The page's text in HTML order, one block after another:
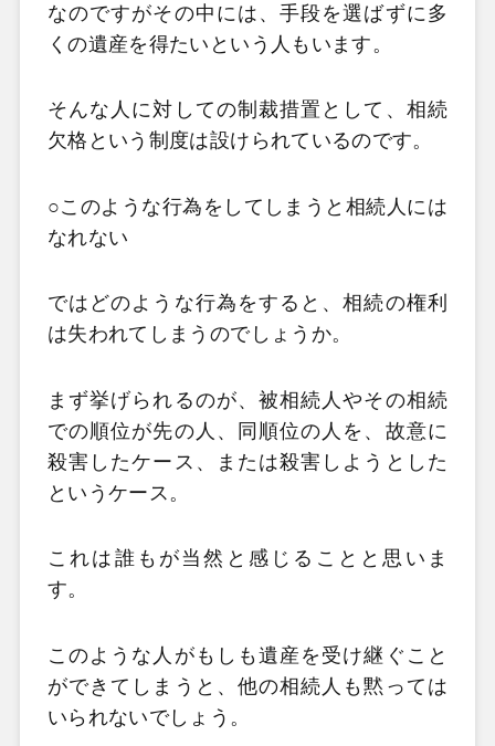
なのですがその中には、手段を選ばずに多
くの遺産を得たいという人もいます。
そんな人に対しての制裁措置として、相続
欠格という制度は設けられているのです。
○このような行為をしてしまうと相続人には
なれない
ではどのような行為をすると、相続の権利
は失われてしまうのでしょうか。
まず挙げられるのが、被相続人やその相続
での順位が先の人、同順位の人を、故意に
殺害したケース、または殺害しようとした
というケース。
これは誰もが当然と感じることと思いま
す。
このような人がもしも遺産を受け継ぐこと
ができてしまうと、他の相続人も黙っては
いられないでしょう。